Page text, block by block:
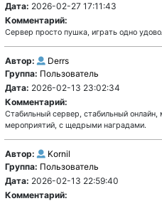
Дата: 2026-02-27 17:11:43
Комментарий:
Сервер просто пушка, играть одно
Автор:
Derrs
Группа: Пользователь
Дата: 2026-02-13 23:02:34
Комментарий:
Стабильный сервер, стабильный
мероприятий, с щедрыми наградами.
Автор:
Kornil
Группа: Пользователь
Дата: 2026-02-13 22:59:40
Комментарий: